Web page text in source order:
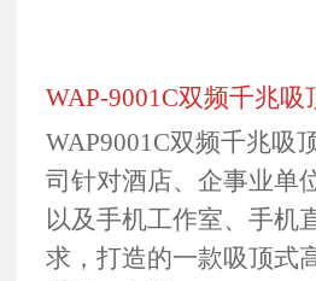
WAP-9001C双频千兆吸
WAP9001C双频千兆吸
司针对酒店、企事业单
以及手机工作室、手机
求，打造的一款吸顶式